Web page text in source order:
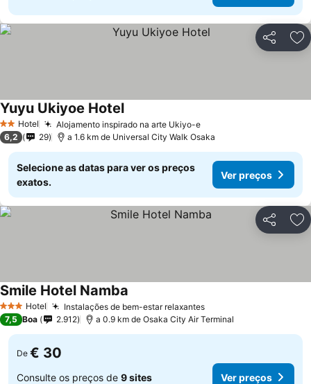
Partilhar
2 Estrelas
Hotel Alojamento inspirado na arte Ukiyo-e
Yuyu Ukiyoe Hotel
6,2 29 a 1.6 km de Universal City Walk Osaka
Selecione as datas para ver os preços
exatos.
Ver preços
Partilhar
3 EstrelasHotel Instalações de bem-estar relaxantes
Smile Hotel Namba
7,5 Boa 2.912 a 0.9 km de Osaka City Air Terminal
De € 30
Consulte os preços de 9 sites Ver preços